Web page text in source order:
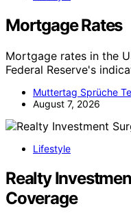
Mortgage Rates
Mortgage rates in the
Federal Reserve's
Muttertag Sprüche
August 7, 2026
Lifestyle
Realty
Coverage